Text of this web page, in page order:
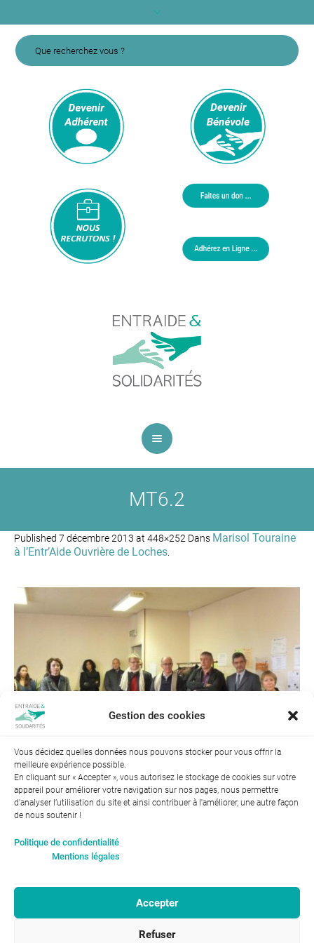
Gestion des cookies
Vous décidez quelles données nous pouvons stocker pour vous offrir la
meilleure expérience possible.
En cliquant sur « Accepter », vous autorisez le stockage de cookies sur votre
appareil pour améliorer votre navigation sur nos pages, nous permettre
d'analyser l’utilisation du site et ainsi contribuer à l'améliorer, une autre façon
de nous soutenir !
Politique de confidentialité
Mentions légales
Accepter
Refuser
MT6.2
Published 7 décembre 2013 at 448×252 Dans Marisol Touraine
à l’Entr’Aide Ouvrière de Loches
← Précédent
femmes : 94
Entraide et Solidarités
46, avenue Gustave Eiffel
RGPD-Confidentialité|